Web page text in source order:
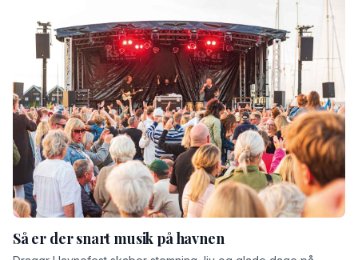
Så er der snart musik på havnen